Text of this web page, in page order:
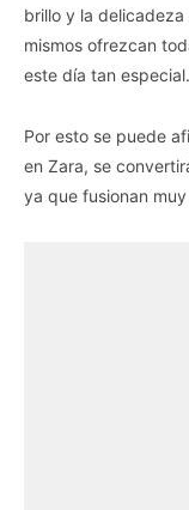
brillo y la
mismos ofrezcan
este día tan especial.
Por esto se puede
en Zara, se
ya que fusionan